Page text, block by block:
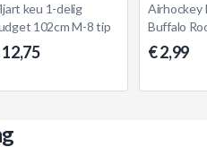
keu 1-delig
102cm M-8 tip
Airhockey
Buffalo
€ 2,99